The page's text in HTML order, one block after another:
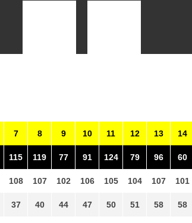
7
115
108
37
8
119
107
40
9
77
102
44
10
91
106
47
11
124
105
50
12
79
104
51
13
96
107
58
14
60
101
58